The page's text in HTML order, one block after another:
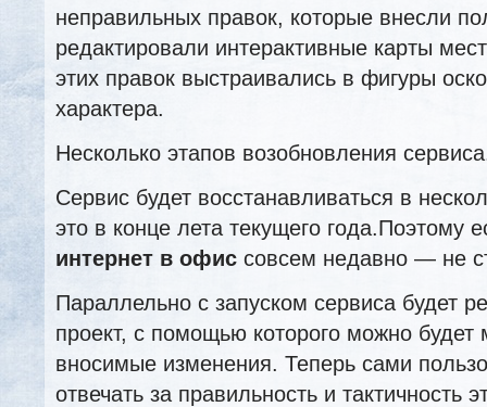
неправильных правок, которые внесли
редактировали интерактивные карты
этих правок выстраивались в фигуры
характера.
Несколько этапов возобновления
Сервис будет восстанавливаться в
это в конце лета текущего года.Поэтому
интернет в офис совсем недавно — не
Параллельно с запуском сервиса будет
проект, с помощью которого можно будет
вносимые изменения. Теперь сами
отвечать за правильность и тактичность